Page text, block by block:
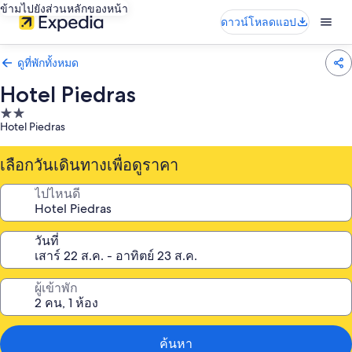
ข้ามไปยังส่วนหลักของหน้า
ดาวน์โหลดแอป
ดูที่พักทั้งหมด
Hotel Piedras
ที่พัก
2.0
Hotel Piedras
เลือกวันเดินทางเพื่อดูราคา
ไปไหนดี
วันที่
ผู้เข้าพัก
ค้นหา